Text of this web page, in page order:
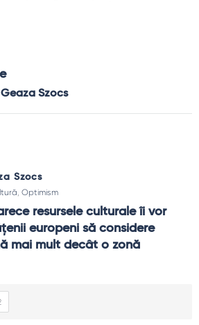
Szocs
Szocs
, Optimism
resursele culturale îi vor
europeni să considere
mai mult decât o zonă